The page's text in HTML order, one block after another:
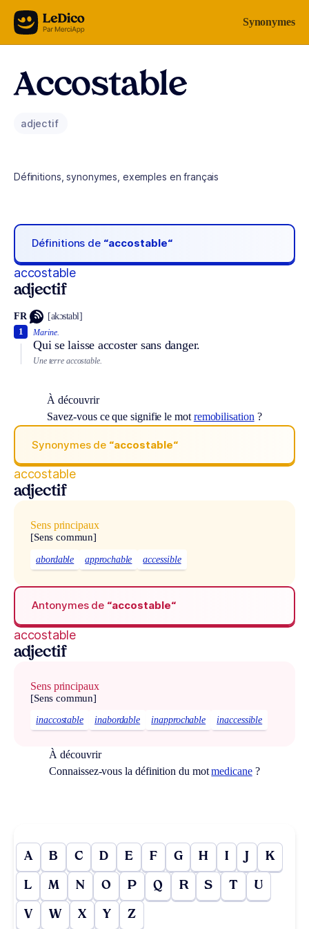
Aller au contenu Synonymes
Accostable
adjectif
Définitions, synonymes, exemples en français
Définitions de “accostable“
accostable
adjectif
FR [akɔstabl]
Marine.
Qui se laisse accoster sans danger.
1
Une terre accostable.
À découvrir
Savez-vous ce que signifie le mot remobilisation ?
Synonymes de “accostable“
accostable
adjectif
Sens principaux
[Sens commun]
abordable approchable accessible
Antonymes de “accostable“
accostable
adjectif
Sens principaux
[Sens commun]
inaccostable inabordable inapprochable inaccessible
À découvrir
Connaissez-vous la définition du motmedicane?
A B C D E F G H I J K
L M N O P Q R S T U
V W X Y Z